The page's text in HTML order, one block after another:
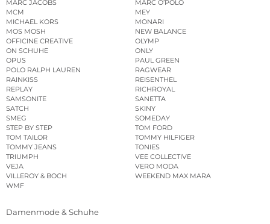
MARC JACOBS
MARC O’POLO
MCM
MEY
MICHAEL KORS
MONARI
MOS MOSH
NEW BALANCE
OFFICINE CREATIVE
OLYMP
ON SCHUHE
ONLY
OPUS
PAUL GREEN
POLO RALPH LAUREN
RAGWEAR
RAINKISS
REISENTHEL
REPLAY
RICHROYAL
SAMSONITE
SANETTA
SATCH
SKINY
SMEG
SOMEDAY
STEP BY STEP
TOM FORD
TOM TAILOR
TOMMY HILFIGER
TOMMY JEANS
TONIES
TRIUMPH
VEE COLLECTIVE
VEJA
VERO MODA
VILLEROY & BOCH
WEEKEND MAX MARA
WMF
Damenmode & Schuhe